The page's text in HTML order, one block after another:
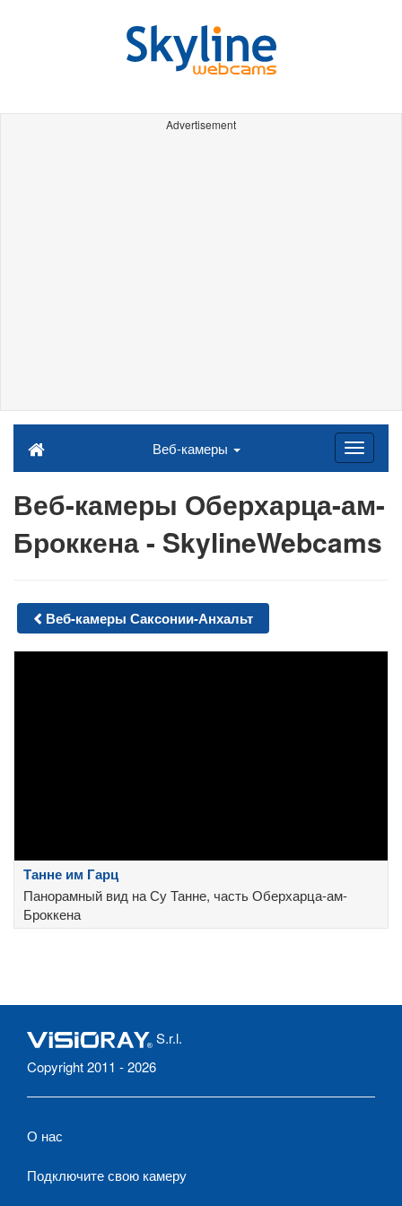
Advertisement
Веб-камеры
Веб-камеры Оберхарца-ам-
Броккена - SkylineWebcams
Веб-камеры Саксонии-Анхальт
Танне им Гарц
Панорамный вид на Су Танне, часть Оберхарца-ам-
Броккена
S.r.l.
Copyright 2011 - 2026
О нас
Подключите свою камеру